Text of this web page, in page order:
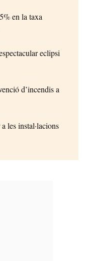
en la taxa
eclipsi
d’incendis a
les instal·lacions